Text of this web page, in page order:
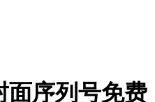
面序列号免费